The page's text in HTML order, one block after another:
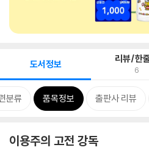
도서정보 리뷰/한
6
분류 품목정보 출판사 리뷰
이용주의 고전 강독